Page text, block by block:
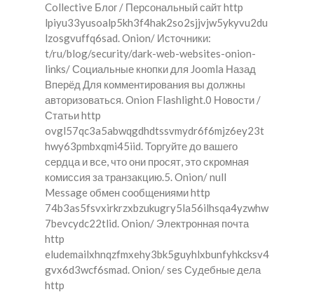
Collective Блог / Персональный сайт http
lpiyu33yusoalp5kh3f4hak2so2sjjvjw5ykyvu2du
lzosgvuffq6sad. Onion/ Источники:
t/ru/blog/security/dark-web-websites-onion-
links/ Социальные кнопки для Joomla Назад
Вперёд Для комментирования вы должны
авторизоваться. Onion Flashlight.0 Новости /
Статьи http
ovgl57qc3a5abwqgdhdtssvmydr6f6mjz6ey23t
hwy63pmbxqmi45iid. Торгуйте до вашего
сердца и все, что они просят, это скромная
комиссия за транзакцию.5. Onion/ null
Message обмен сообщениями http
74b3as5fsvxirkrzxbzukugry5la56ilhsqa4yzwhw
7bevcydc22tlid. Onion/ Электронная почта
http
eludemailxhnqzfmxehy3bk5guyhlxbunfyhkcksv4
gvx6d3wcf6smad. Onion/ ses Судебные дела
http